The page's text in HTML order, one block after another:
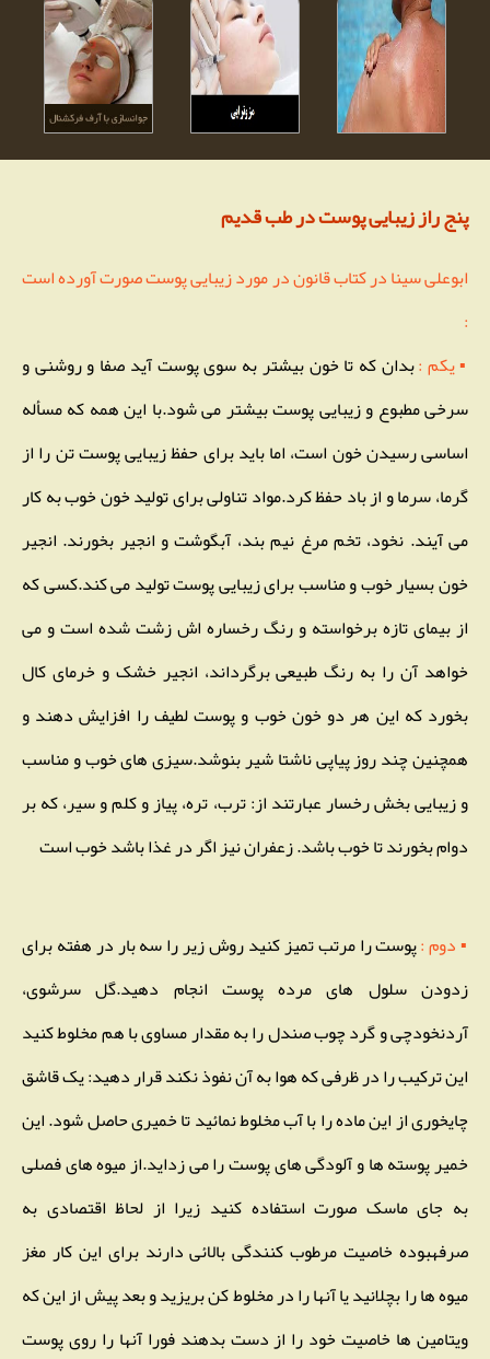
پنج راز زیبایی پوست در طب قدیم
ابوعلی سینا در کتاب قانون در مورد زیبایی پوست صورت آورده است
:
▪ یکم :بدان که تا خون بیشتر به سوی پوست آید صفا و روشنی و
سرخی مطبوع و زیبایی پوست بیشتر می شود.با این همه که مسأله
اساسی رسیدن خون است، اما باید برای حفظ زیبایی پوست تن را از
گرما، سرما و از باد حفظ کرد.مواد تناولی برای تولید خون خوب به کار
می آیند. نخود، تخم مرغ نیم بند، آبگوشت و انجیر بخورند. انجیر
خون بسیار خوب و مناسب برای زیبایی پوست تولید می کند.کسی که
از بیمای تازه برخواسته و رنگ رخساره اش زشت شده است و می
خواهد آن را به رنگ طبیعی برگرداند، انجیر خشک و خرمای کال
بخورد که این هر دو خون خوب و پوست لطیف را افزایش دهند و
همچنین چند روز پیاپی ناشتا شیر بنوشد.سیزی های خوب و مناسب
و زیبایی بخش رخسار عبارتند از: ترب، تره، پیاز و کلم و سیر، که بر
دوام بخورند تا خوب باشد. زعفران نیز اگر در غذا باشد خوب است
▪ دوم :پوست را مرتب تمیز کنید روش زیر را سه بار در هفته برای
زدودن سلول های مرده پوست انجام دهید.گل سرشوی،
آردنخودچی و گرد چوب صندل را به مقدار مساوی با هم مخلوط کنید
این ترکیب را در ظرفی که هوا به آن نفوذ نکند قرار دهید: یک قاشق
چایخوری از این ماده را با آب مخلوط نمائید تا خمیری حاصل شود. این
خمیر پوسته ها و آلودگی های پوست را می زداید.از میوه های فصلی
به جای ماسک صورت استفاده کنید زیرا از لحاظ اقتصادی به
صرفهبوده خاصیت مرطوب کنندگی بالائی دارند برای این کار مغز
میوه ها را بچلانید یا آنها را در مخلوط کن بریزید و بعد پیش از این که
ویتامین ها خاصیت خود را از دست بدهند فورا آنها را روی پوست